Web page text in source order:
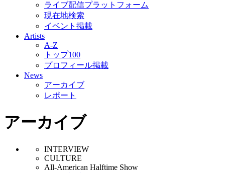
ライブ配信プラットフォーム
現在地検索
イベント掲載
Artists
A-Z
トップ100
プロフィール掲載
News
アーカイブ
レポート
アーカイブ
INTERVIEW
CULTURE
All-American Halftime Show